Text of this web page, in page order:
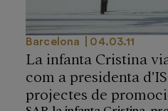
Barcelona 04.03.11
La infanta Cristina
com a presidenta
projectes de